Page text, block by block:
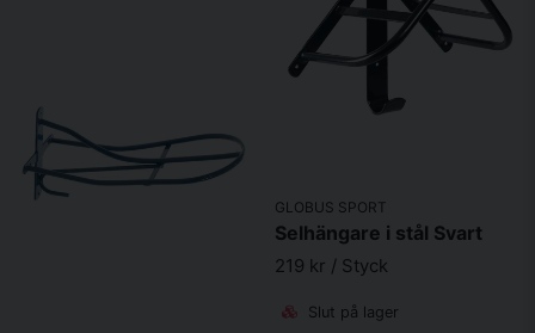
GLOBUS SPORT
Selhängare i stål Svart
219 kr / Styck
Slut på lager